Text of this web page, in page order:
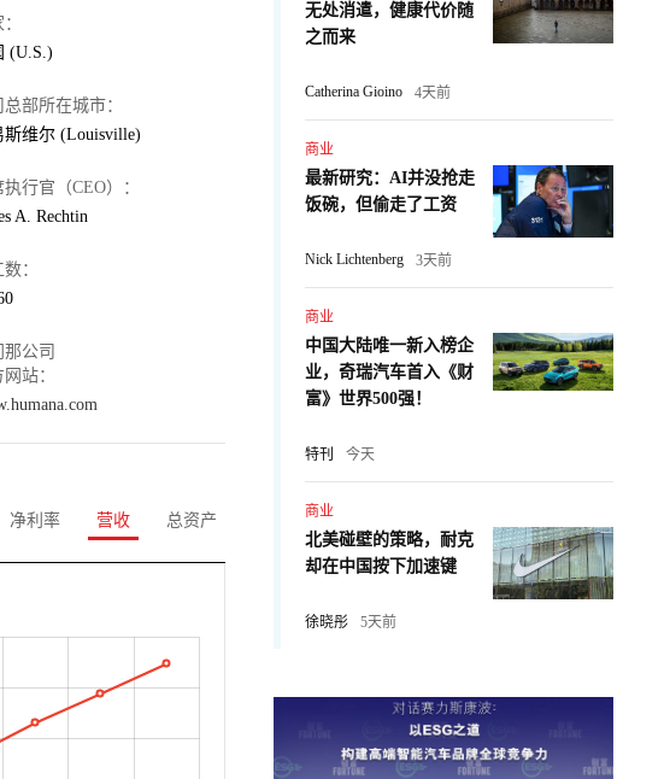
(U.S.)
总部所在城市：
斯维尔 (Louisville)
行官（CEO）：
A. Rechtin
：
那公司
站：
净利率 营收 总资产
无处消遣，健康代价随
之而来
Catherina Gioino 4天前
商业
最新研究：AI并没抢走
饭碗，但偷走了工资
Nick Lichtenberg 3天前
商业
中国大陆唯一新入榜企
业，奇瑞汽车首入《财
富》世界500强！
特刊 今天
商业
北美碰壁的策略，耐克
却在中国按下加速键
徐晓彤 5天前